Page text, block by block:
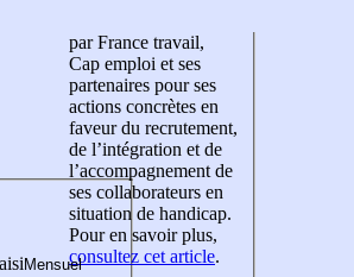
par France travail,
Cap emploi et ses
partenaires pour ses
actions concrètes en
faveur du recrutement,
de l’intégration et de
l’accompagnement de
ses collaborateurs en
situation de handicap.
Pour en savoir plus,
consultez cet article.